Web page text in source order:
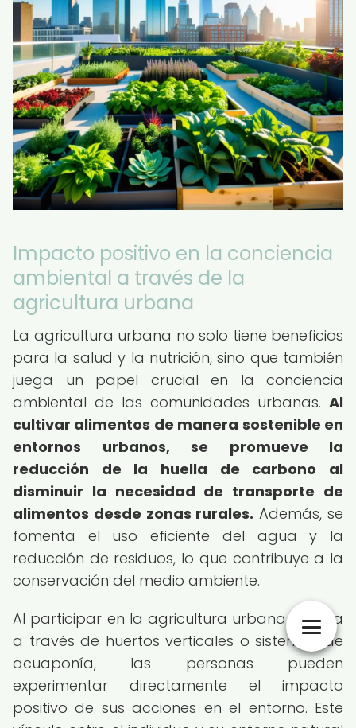
Impacto positivo en la conciencia
ambiental a través de la
agricultura urbana
La agricultura urbana no solo tiene beneficios
para la salud y la nutrición, sino que también
juega un papel crucial en la conciencia
ambiental de las comunidades urbanas. Al
cultivar alimentos de manera sostenible en
entornos urbanos, se promueve la
reducción de la huella de carbono al
disminuir la necesidad de transporte de
alimentos desde zonas rurales. Además, se
fomenta el uso eficiente del agua y la
reducción de residuos, lo que contribuye a la
conservación del medio ambiente.
Al participar en la agricultura urbana, ya sea
a través de huertos verticales o sistemas de
acuaponía, las personas pueden
experimentar directamente el impacto
positivo de sus acciones en el entorno. Este